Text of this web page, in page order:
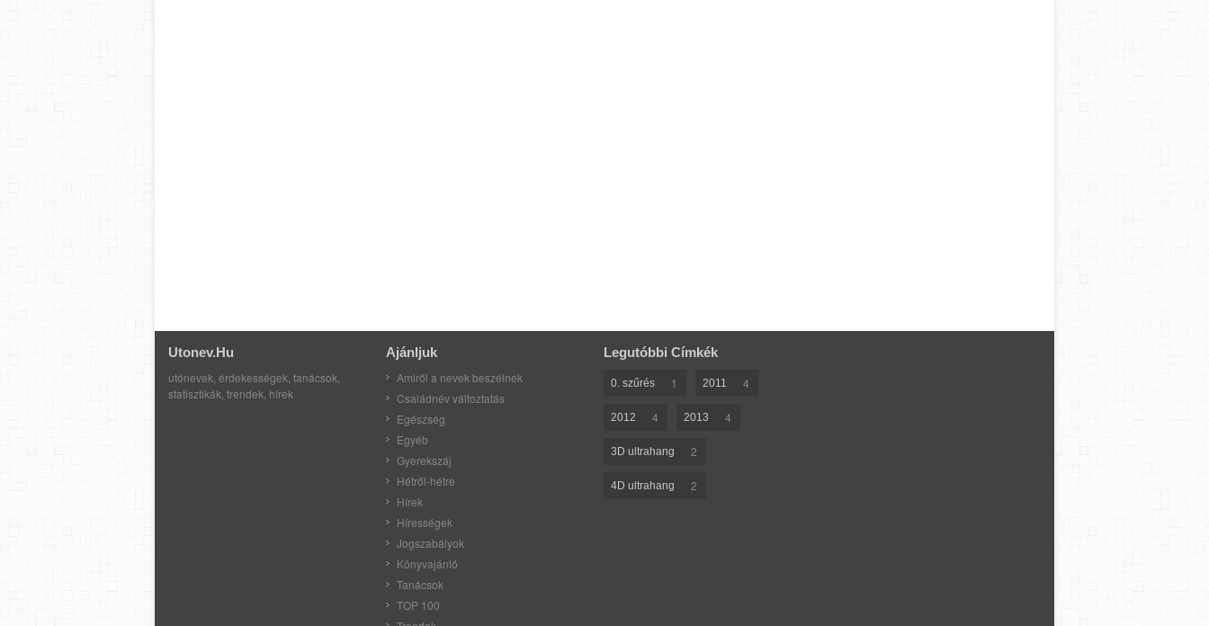
Utonev.hu
utónevek, érdekességek, tanácsok,
statisztikák, trendek, hírek
Ajánljuk
Amiről a nevek beszélnek
Családnév változtatás
Egészség
Egyéb
Gyerekszáj
Hétről-hétre
Hírek
Hírességek
Jogszabályok
Könyvajánló
Tanácsok
TOP 100
Legutóbbi Címkék
0. szűrés 1 2011 4
2012 4 2013 4
3D ultrahang 2
4D ultrahang 2